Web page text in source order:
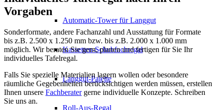
Automatic-Tower für Langgut
Kassetten-Schubfachregal
Langgut-Palette
Roll-Aus-Regal
Vorgaben
Sonderformate, andere Fachanzahl und Ausstattung für Formate
bis z.B. 2.500 x 1.250 mm bzw. bis z.B. 2.000 x 1.000 mm
möglich. Wir beraten Sie gern, planen und fertigen für Sie Ihr
individuelles Tafelregal.
Falls Sie spezielle Materialien lagern wollen oder besondere
räumliche Gegebenheiten berücksichtigen werden müssen, erstellen
Ihnen unsere Fachberatergerne individuelle Konzepte. Schreiben
Sie uns an.